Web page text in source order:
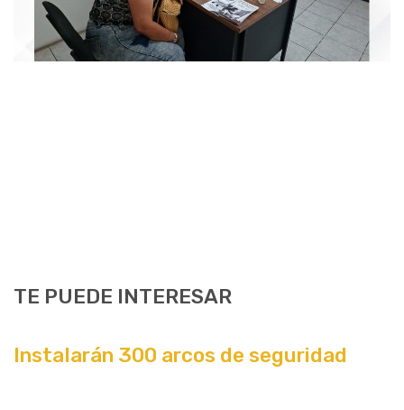
TE PUEDE INTERESAR
Instalarán 300 arcos de seguridad